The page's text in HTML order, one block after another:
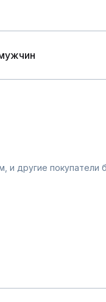
и другие покупатели